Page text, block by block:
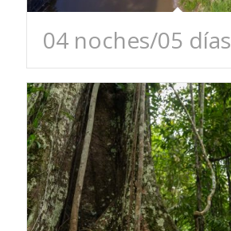
04 noches/05 días